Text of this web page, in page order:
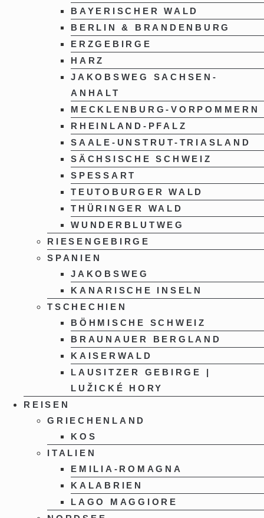
BAYERISCHER WALD
BERLIN & BRANDENBURG
ERZGEBIRGE
HARZ
JAKOBSWEG SACHSEN-
ANHALT
MECKLENBURG-VORPOMMERN
RHEINLAND-PFALZ
SAALE-UNSTRUT-TRIASLAND
SÄCHSISCHE SCHWEIZ
SPESSART
TEUTOBURGER WALD
THÜRINGER WALD
WUNDERBLUTWEG
RIESENGEBIRGE
SPANIEN
JAKOBSWEG
KANARISCHE INSELN
TSCHECHIEN
BÖHMISCHE SCHWEIZ
BRAUNAUER BERGLAND
KAISERWALD
LAUSITZER GEBIRGE |
LUŽICKÉ HORY
REISEN
GRIECHENLAND
KOS
ITALIEN
EMILIA-ROMAGNA
KALABRIEN
LAGO MAGGIORE